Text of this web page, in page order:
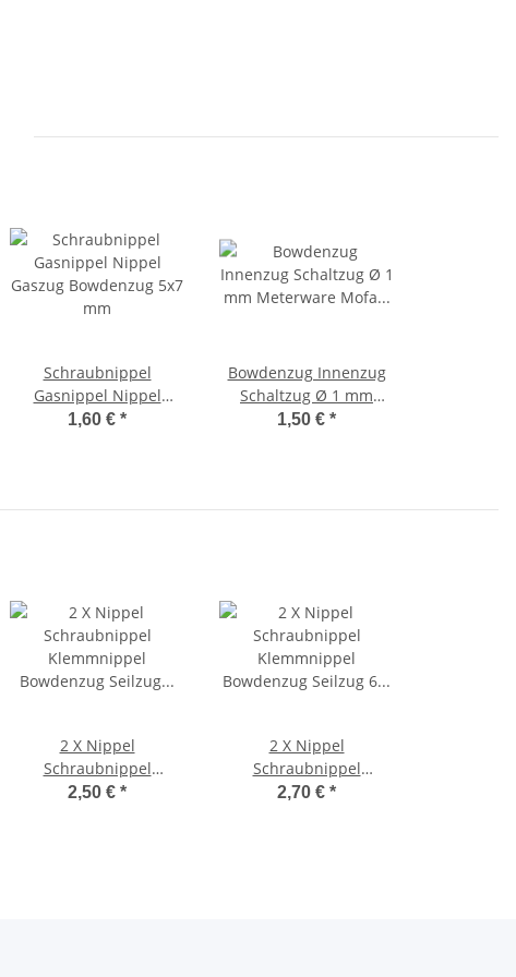
Schraubnippel
Gasnippel Nippel
Gaszug Bowdenzug 5x7
1,60 € *
Bowdenzug Innenzug
Schaltzug Ø 1 mm
Meterware Mofa
1,50 € *
2 X Nippel
Schraubnippel
Klemmnippel
2,50 € *
2 X Nippel
Schraubnippel
Klemmnippel
2,70 € *